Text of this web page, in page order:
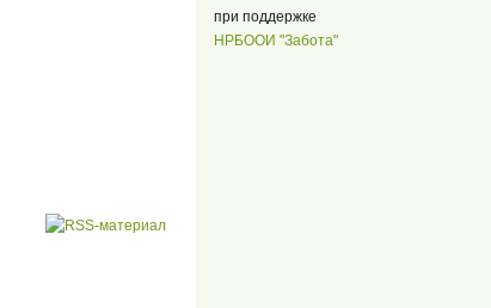
при поддержке
НРБООИ "Забота"